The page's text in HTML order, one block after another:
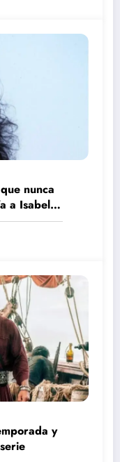
nunca
a Isabel
y